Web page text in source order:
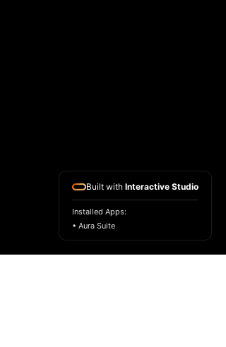
BROCK
DORFF
BROCK
DORFF
Built with Interactive Studio
Installed Apps:
• Aura Suite